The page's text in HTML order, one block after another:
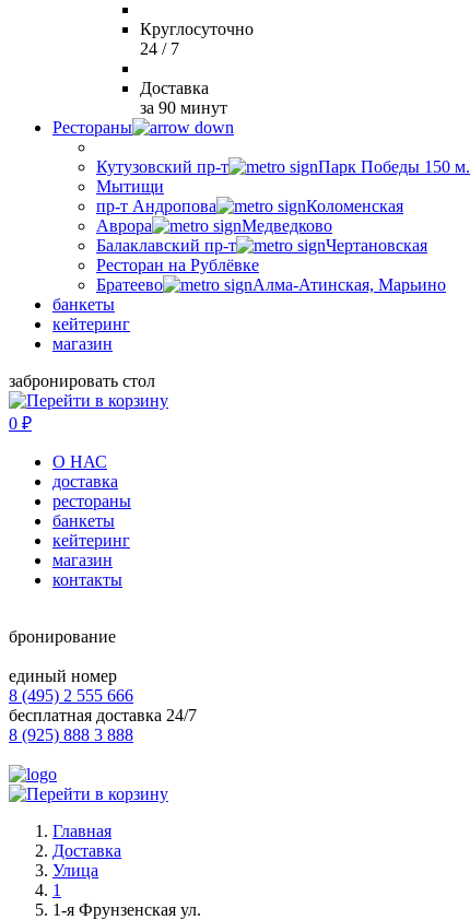
Круглосуточно
24 / 7
Доставка
за 90 минут
Рестораны
Кутузовский пр-т
Парк Победы 150 м.
Мытищи
пр-т Андропова
Коломенская
Аврора
Медведково
Балаклавский пр-т
Чертановская
Ресторан на Рублёвке
Братеево
Алма-Атинская, Марьино
банкеты
кейтеринг
магазин
забронировать стол
0 ₽
О НАС
доставка
рестораны
банкеты
кейтеринг
магазин
контакты
бронирование
единый номер
8 (495) 2 555 666
бесплатная доставка 24/7
8 (925) 888 3 888
Главная
Доставка
Улица
1
1-я Фрунзенская ул.